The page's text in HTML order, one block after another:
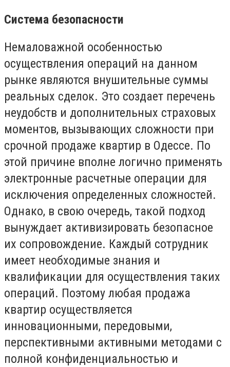
Система безопасности
Немаловажной особенностью
осуществления операций на данном
рынке являются внушительные суммы
реальных сделок. Это создает перечень
неудобств и дополнительных страховых
моментов, вызывающих сложности при
срочной продаже квартир в Одессе. По
этой причине вполне логично применять
электронные расчетные операции для
исключения определенных сложностей.
Однако, в свою очередь, такой подход
вынуждает активизировать безопасное
их сопровождение. Каждый сотрудник
имеет необходимые знания и
квалификации для осуществления таких
операций. Поэтому любая продажа
квартир осуществляется
инновационными, передовыми,
перспективными активными методами с
полной конфиденциальностью и